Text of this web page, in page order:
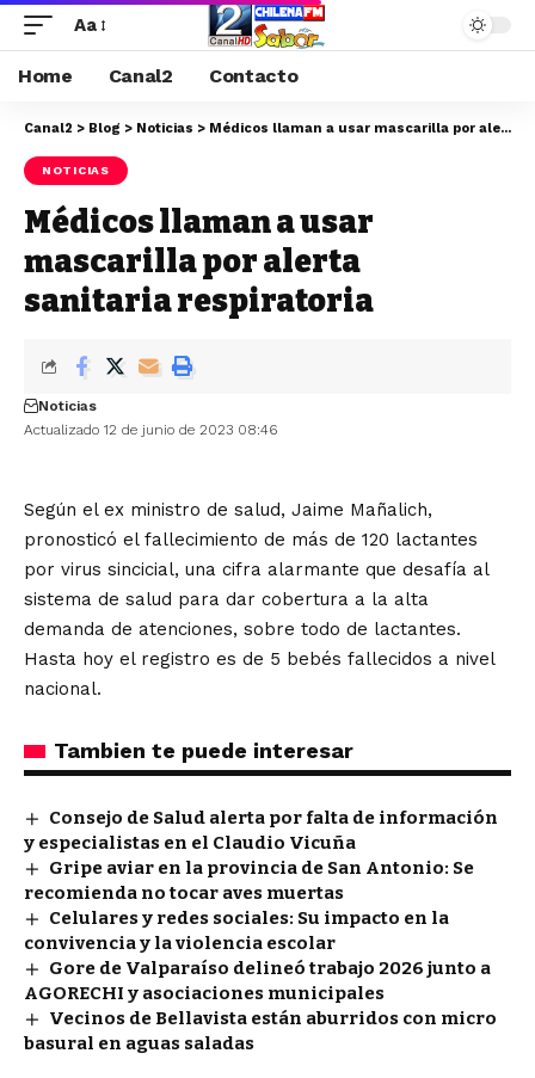
Aa
Home Canal2 Contacto
Canal2 > Blog > Noticias > Médicos llaman a usar mascarilla por alerta sanitaria respiratoria
NOTICIAS
Médicos llaman a usar
mascarilla por alerta
sanitaria respiratoria
Actualizado 12 de junio de 2023 08:46
Noticias
Según el ex ministro de salud, Jaime Mañalich,
pronosticó el fallecimiento de más de 120 lactantes
por virus sincicial, una cifra alarmante que desafía al
sistema de salud para dar cobertura a la alta
demanda de atenciones, sobre todo de lactantes.
Hasta hoy el registro es de 5 bebés fallecidos a nivel
nacional.
Tambien te puede interesar
Consejo de Salud alerta por falta de información
y especialistas en el Claudio Vicuña
Gripe aviar en la provincia de San Antonio: Se
recomienda no tocar aves muertas
Celulares y redes sociales: Su impacto en la
convivencia y la violencia escolar
Gore de Valparaíso delineó trabajo 2026 junto a
AGORECHI y asociaciones municipales
Vecinos de Bellavista están aburridos con micro
basural en aguas saladas